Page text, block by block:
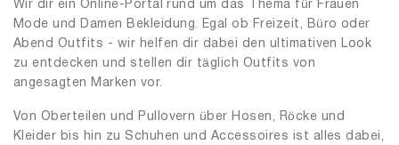
Wir dir ein Online-Portal rund um das Thema für Frauen
Mode und Damen Bekleidung. Egal ob Freizeit, Büro oder
Abend Outfits - wir helfen dir dabei den ultimativen Look
zu entdecken und stellen dir täglich Outfits von
angesagten Marken vor.
Von Oberteilen und Pullovern über Hosen, Röcke und
Kleider bis hin zu Schuhen und Accessoires ist alles dabei,